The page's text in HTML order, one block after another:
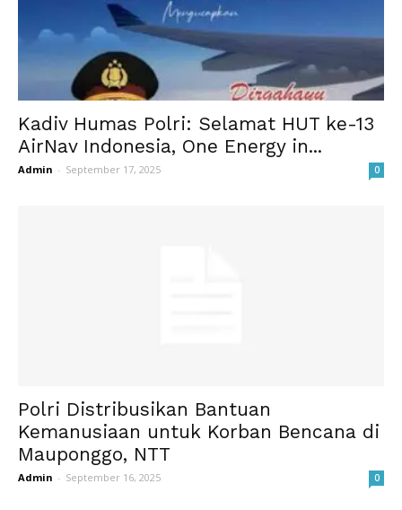
Kadiv Humas Polri: Selamat HUT ke-13
AirNav Indonesia, One Energy in...
Admin - September 17, 2025 0
Polri Distribusikan Bantuan
Kemanusiaan untuk Korban Bencana di
Mauponggo, NTT
Admin - September 16, 2025 0